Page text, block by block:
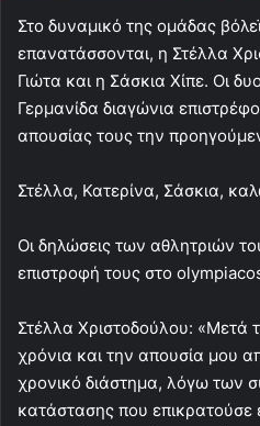
Στο δυναμικό της ομάδας
επανατάσσονται, η Στέλλα
Γιώτα και η Σάσκια Χίπε. Οι
Γερμανίδα διαγώνια
απουσίας τους την
Στέλλα, Κατερίνα, Σάσκια,
Oι δηλώσεις των αθλητριών
επιστροφή τους στο
Στέλλα Χριστοδούλου: «Μετά
χρόνια και την απουσία μου
χρονικό διάστημα, λόγω των
κατάστασης που επικρατούσε